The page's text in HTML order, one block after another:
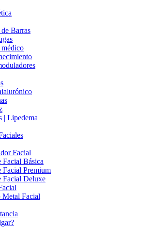
Barras
| Lipedema
Facial
Facial Básica
Facial Premium
Facial Deluxe
Metal Facial